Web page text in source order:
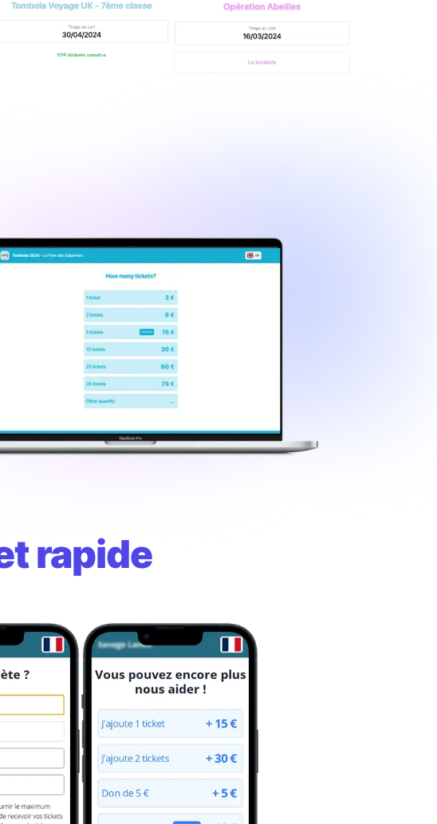
rapide